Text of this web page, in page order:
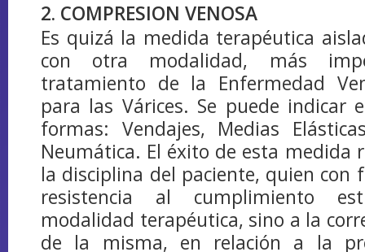
2. COMPRESION VENOSA
Es quizá la medida terapéutica
con otra modalidad, más
tratamiento de la Enfermedad
para las Várices. Se puede indicar
formas: Vendajes, Medias
Neumática. El éxito de esta medida
la disciplina del paciente, quien con
resistencia al cumplimiento
modalidad terapéutica, sino a la
de la misma, en relación a la